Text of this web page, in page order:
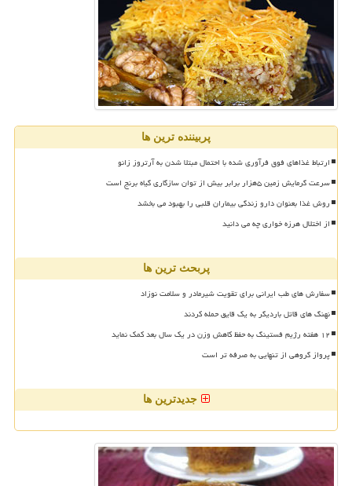
پربیننده ترین ها
ارتباط غذاهای فوق فرآوری شده با احتمال مبتلا شدن به آرتروز زانو
سرعت گرمایش زمین ۵هزار برابر بیش از توان سازگاری گیاه برنج است
روش غذا بعنوان دارو زندگی بیماران قلبی را بهبود می بخشد
از اختلال هرزه خواری چه می دانید
پربحث ترین ها
سفارش های طب ایرانی برای تقویت شیرمادر و سلامت نوزاد
نهنگ های قاتل باردیگر به یک قایق حمله کردند
۱۲ هفته رژیم فستینگ به حفظ کاهش وزن در یک سال بعد کمک نماید
پرواز گروهی از تنهایی به صرفه تر است
جدیدترین ها